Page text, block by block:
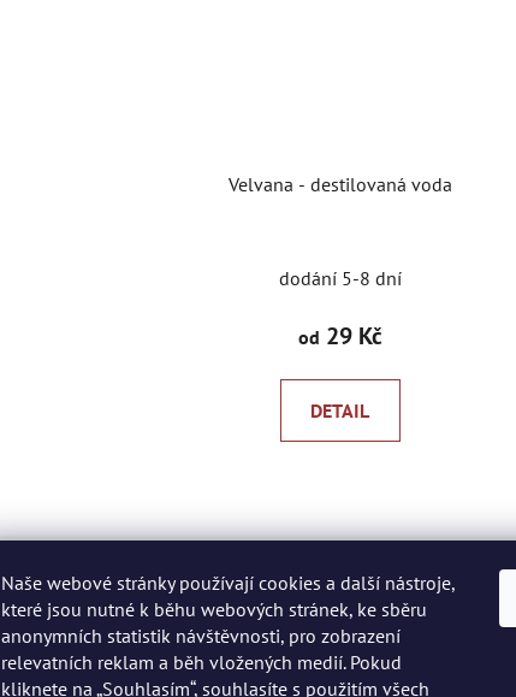
Naše webové stránky používají cookies a další nástroje,
které jsou nutné k běhu webových stránek, ke sběru
anonymních statistik návštěvnosti, pro zobrazení
relevatních reklam a běh vložených medií. Pokud
kliknete na „Souhlasím“, souhlasíte s použitím všech
Velvana - destilovaná voda
dodání 5-8 dní
od 29 Kč
DETAIL
Kontakt
info@peknaklasika.cz